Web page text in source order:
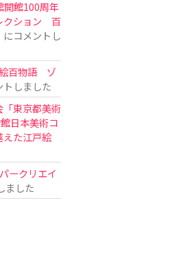
開館100周年
クション 百
にコメントし
百物語 ゾ
トしました
「東京都美術
日本美術コ
た江戸絵
ークリエイ
ました